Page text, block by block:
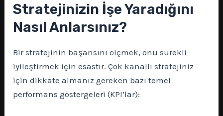
Stratejinizin İşe Yaradığını
Nasıl Anlarsınız?
Bir stratejinin başarısını ölçmek, onu sürekli
iyileştirmek için esastır. Çok kanallı stratejiniz
için dikkate almanız gereken bazı temel
performans göstergeleri (KPI’lar):